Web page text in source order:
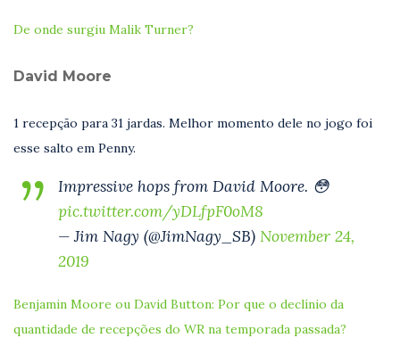
De onde surgiu Malik Turner?
David Moore
1 recepção para 31 jardas. Melhor momento dele no jogo foi
esse salto em Penny.
Impressive hops from David Moore. 😳
pic.twitter.com/yDLfpF0oM8
— Jim Nagy (@JimNagy_SB) November 24,
2019
Benjamin Moore ou David Button: Por que o declínio da
quantidade de recepções do WR na temporada passada?